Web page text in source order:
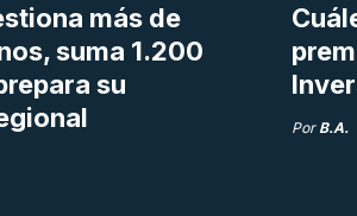
más de
suma 1.200
su
Por B.A.